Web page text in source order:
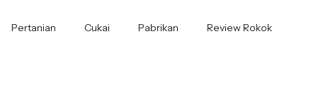
Pertanian Cukai Pabrikan Review Rokok